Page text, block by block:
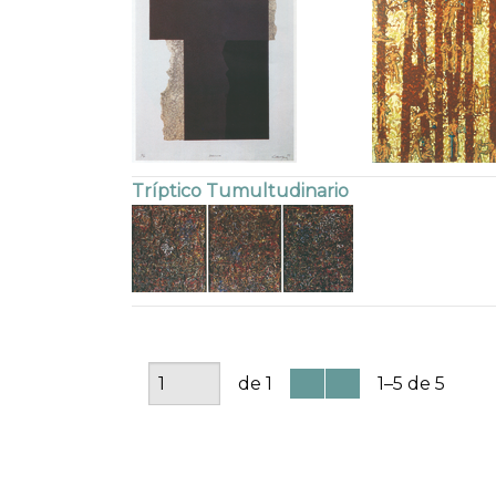
Tríptico Tumultudinario
de 1 1–5 de 5